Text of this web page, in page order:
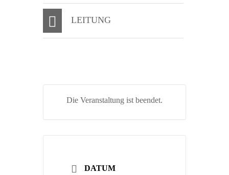
LEITUNG
Die Veranstaltung ist beendet.
DATUM